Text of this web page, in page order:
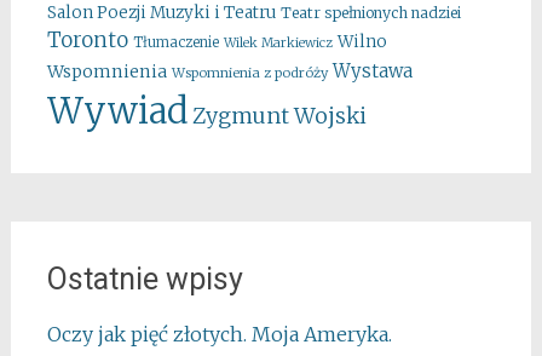
Salon Poezji Muzyki i Teatru Teatr spełnionych nadziei
Toronto Tłumaczenie Wilek Markiewicz Wilno
Wspomnienia Wspomnienia z podróży Wystawa
WywiadZygmunt Wojski
Ostatnie wpisy
Oczy jak pięć złotych. Moja Ameryka.